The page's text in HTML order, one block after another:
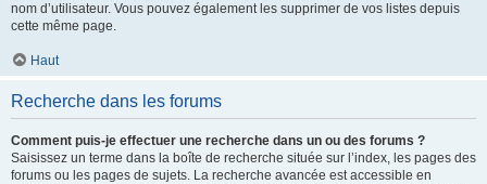
nom d’utilisateur. Vous pouvez également les supprimer de vos listes depuis
cette même page.
Haut
Recherche dans les forums
Comment puis-je effectuer une recherche dans un ou des forums ?
Saisissez un terme dans la boîte de recherche située sur l’index, les pages des
forums ou les pages de sujets. La recherche avancée est accessible en